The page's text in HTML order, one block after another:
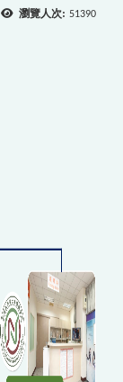
瀏覽人次: 51390